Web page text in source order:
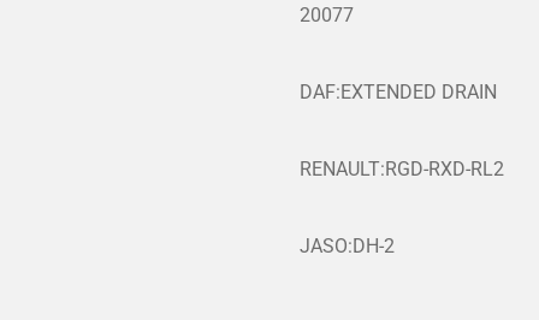
20077
DAF:EXTENDED DRAIN
RENAULT:RGD-RXD-RL2
JASO:DH-2